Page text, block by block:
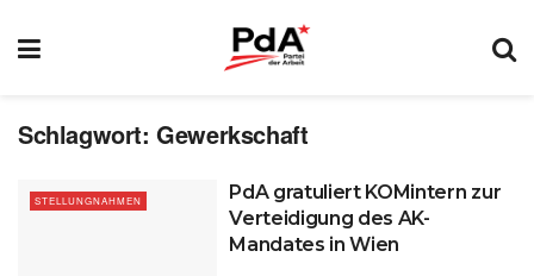
Schlagwort:Gewerkschaft
STELLUNGNAHMEN
PdA gratuliert KOMintern zur
Verteidigung des AK-
Mandates in Wien